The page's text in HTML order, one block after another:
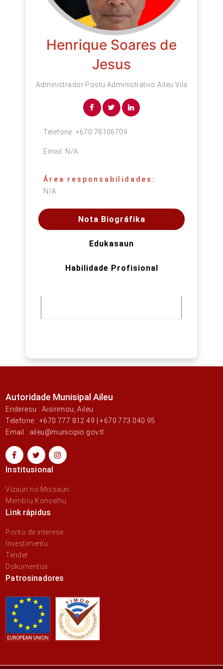
Henrique Soares de
Jesus
Administrador Postu Administrativo Aileu Vila
Telefone: +670 78106709
Email: N/A
Área responsabilidades:
N/A
Nota Biográfika
Edukasaun
Habilidade Profisional
Autoridade Munisipal Aileu
Enderesu : Aisirimou, Aileu
Telefone : +670 777 812 49 | +670 773 040 95
Email : aileu@municipio.gov.tl
Institusional
Vizaun no Missaun
Membru Konselhu
Link rápidus
Ponto de interese
Investimentu
Tender
Dokumentus
Patrosinadores